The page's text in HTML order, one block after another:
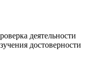
деятельности
достоверности